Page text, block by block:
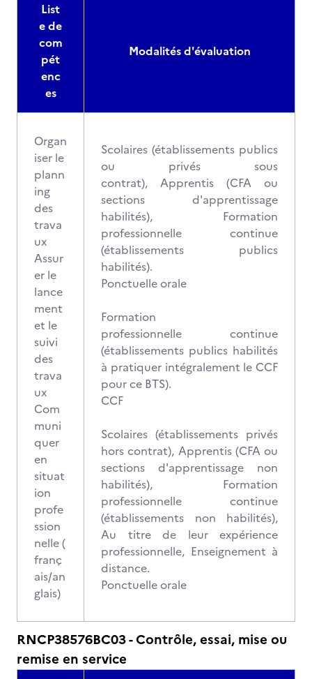
List
e de
com
pét
enc
es
Modalités d'évaluation
Organ
iser le
plann
ing
des
trava
ux
Assur
er le
lance
ment
et le
suivi
des
trava
ux
Com
muni
quer
en
situat
ion
profe
ssion
nelle (
franç
ais/an
glais)
Scolaires (établissements publics
ou privés sous
contrat), Apprentis (CFA ou
sections d'apprentissage
habilités), Formation
professionnelle continue
(établissements publics
habilités).
Ponctuelle orale
Formation
professionnelle continue
(établissements publics habilités
à pratiquer intégralement le CCF
pour ce BTS).
CCF
Scolaires (établissements privés
hors contrat), Apprentis (CFA ou
sections d'apprentissage non
habilités), Formation
professionnelle continue
(établissements non habilités),
Au titre de leur expérience
professionnelle, Enseignement à
distance.
Ponctuelle orale
RNCP38576BC03 - Contrôle, essai, mise ou
remise en service